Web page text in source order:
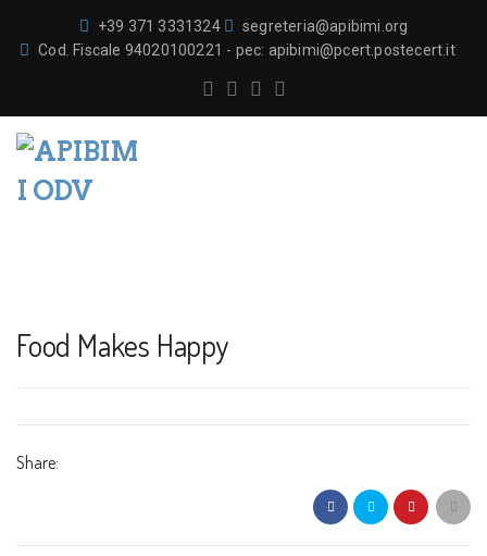
+39 371 3331324
segreteria@apibimi.org
Cod. Fiscale 94020100221 - pec: apibimi@pcert.postecert.it
Food Makes Happy
Share: